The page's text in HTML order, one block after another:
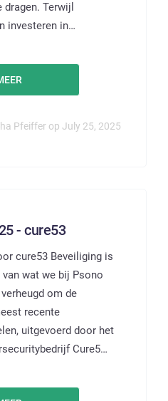
Terwijl
investeren in…
Pfeiffer op July 25, 2025
- cure53
cure53 Beveiliging is
wat we bij Psono
om de
recente
uitgevoerd door het
Cure5…